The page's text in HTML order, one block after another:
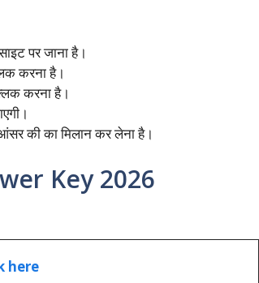
पर जाना है।
करना है।
करना है।
की का मिलान कर लेना है।
Key 2026
here